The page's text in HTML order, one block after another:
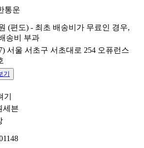
통운
(편도) - 최초 배송비가 무료인 경우,
송비 부과
서울 서초구 서초대로 254 오퓨런스
기
세븐